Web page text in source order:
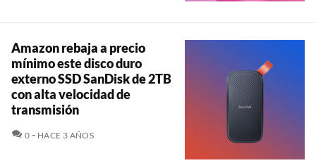
Amazon rebaja a precio
mínimo este disco duro
externo SSD SanDisk de 2TB
con alta velocidad de
transmisión
0 COMENTARIOS
HACE 3 AÑOS